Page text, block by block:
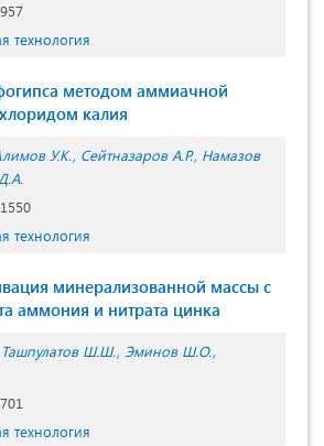
957
технология
методом аммиачной
калия
У.К. Сейтназаров А.Р. Намазов
1550
технология
минерализованной массы с
аммония и нитрата цинка
Ташпулатов Ш.Ш. Эминов Ш.О.
701
технология